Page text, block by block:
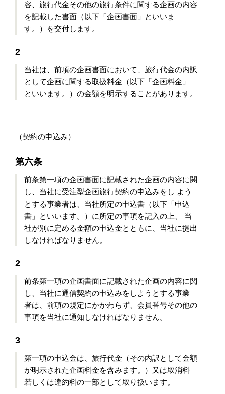
容、旅行代金その他の旅行条件に関する企画の内容
を記載した書面（以下「企画書面」といいま
す。）を交付します。
2
当社は、前項の企画書面において、旅行代金の内訳
として企画に関する取扱料金（以下「企画料金」
といいます。）の金額を明示することがあります。
（契約の申込み）
第六条
前条第一項の企画書面に記載された企画の内容に関
し、当社に受注型企画旅行契約の申込みをし よう
とする事業者は、当社所定の申込書（以下「申込
書」といいます。）に所定の事項を記入の上、 当
社が別に定める金額の申込金とともに、当社に提出
しなければなりません。
2
前条第一項の企画書面に記載された企画の内容に関
し、当社に通信契約の申込みをしようとする事業
者は、前項の規定にかかわらず、会員番号その他の
事項を当社に通知しなければなりません。
3
第一項の申込金は、旅行代金（その内訳として金額
が明示された企画料金を含みます。）又は取消料
若しくは違約料の一部として取り扱います。